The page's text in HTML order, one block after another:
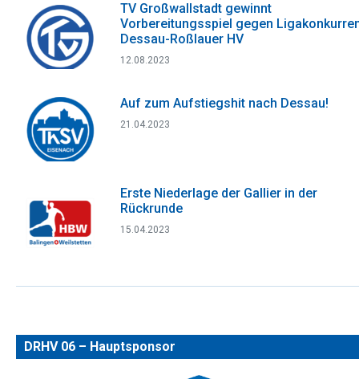
TV Großwallstadt gewinnt
Vorbereitungsspiel gegen
Dessau-Roßlauer HV
12.08.2023
Auf zum Aufstiegshit nach Dessau!
21.04.2023
Erste Niederlage der Gallier in der
Rückrunde
15.04.2023
DRHV 06 – Hauptsponsor